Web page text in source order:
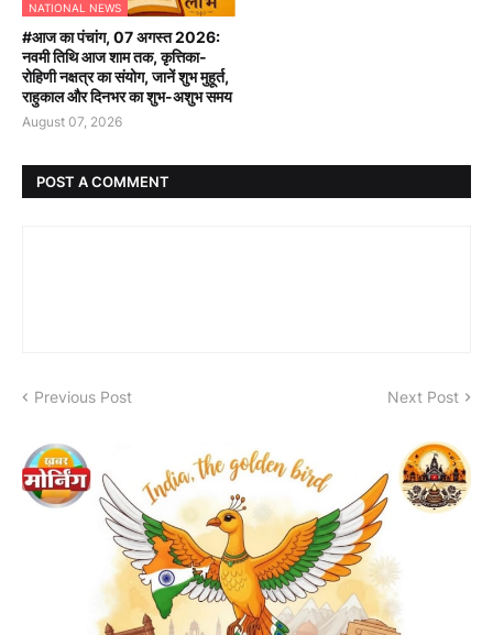
NATIONAL NEWS
#आज का पंचांग, 07 अगस्त 2026:
नवमी तिथि आज शाम तक, कृत्तिका-
रोहिणी नक्षत्र का संयोग, जानें शुभ मुहूर्त,
राहुकाल और दिनभर का शुभ-अशुभ समय
August 07, 2026
POST A COMMENT
Previous Post Next Post